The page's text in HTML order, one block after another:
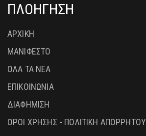
ΠΛΟΗΓΗΣΗ
ΑΡΧΙΚΗ
ΜΑΝΙΦΕΣΤΟ
ΟΛΑ ΤΑ ΝΕΑ
ΕΠΙΚΟΙΝΩΝΙΑ
ΔΙΑΦΗΜΙΣΗ
ΟΡΟΙ ΧΡΗΣΗΣ - ΠΟΛΙΤΙΚΗ ΑΠΟΡΡΗΤΟΥ